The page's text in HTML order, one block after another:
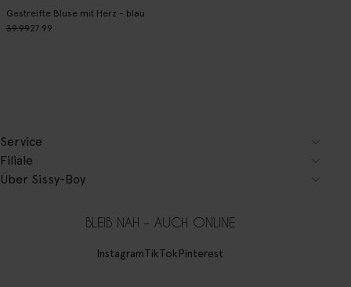
Gestreifte Bluse mit Herz - blau
39.9927.99
Service
Filiale
Über Sissy-Boy
BLEIB NAH – AUCH ONLINE
InstagramTikTokPinterest